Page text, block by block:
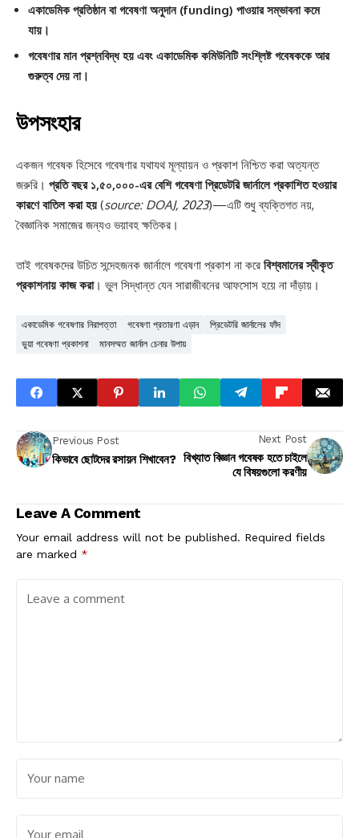
একাডেমিক প্রতিষ্ঠান বা গবেষণা অনুদান (funding) পাওয়ার সম্ভাবনা কমে
যায়।
গবেষণার মান প্রশ্নবিদ্ধ হয় এবং একাডেমিক কমিউনিটি সংশ্লিষ্ট গবেষককে আর
গুরুত্ব দেয় না।
উপসংহার
একজন গবেষক হিসেবে গবেষণার যথাযথ মূল্যায়ন ও প্রকাশ নিশ্চিত করা অত্যন্ত
জরুরি। প্রতি বছর ১,৫০,০০০-এর বেশি গবেষণা প্রিডেটরি জার্নালে প্রকাশিত হওয়ার
কারণে বাতিল করা হয়(source: DOAJ, 2023)—এটি শুধু ব্যক্তিগত নয়,
বৈজ্ঞানিক সমাজের জন্যও ভয়াবহ ক্ষতিকর।
তাই গবেষকদের উচিত সন্দেহজনক জার্নালে গবেষণা প্রকাশ না করে বিশ্বমানের স্বীকৃত
প্রকাশনায় কাজ করা। ভুল সিদ্ধান্ত যেন সারাজীবনের আফসোস হয়ে না দাঁড়ায়।
একাডেমিক গবেষণার নিরাপত্তা গবেষণা প্রতারণা এড়ান
প্রিডেটরি জার্নালের ফাঁদ
ভুয়া গবেষণা প্রকাশনা
মানসম্মত জার্নাল চেনার উপায়
Previous Post
কিভাবে ছোটদের রসায়ন শিখাবেন?
Next Post
বিখ্যাত বিজ্ঞান গবেষক হতে চাইলে
যে বিষয়গুলো করণীয়
Leave A Comment
Your email address will not be published. Required fields
are marked *